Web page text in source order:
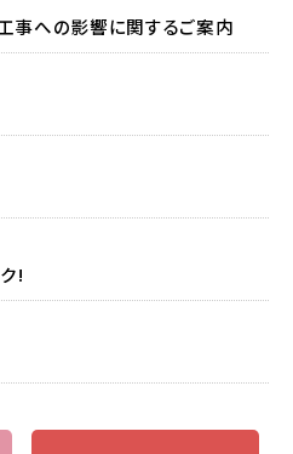
事への影響に関するご案内
!